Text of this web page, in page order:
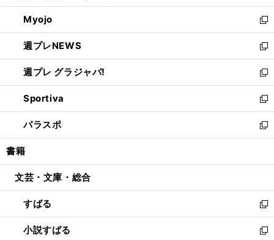
開
く
ウ
で
開
く
ン
ド
ウ
で
開
く
ウ
ィ
ン
ド
ウ
で
開
く
Myojo
新
し
い
ウ
ィ
ン
ド
ウ
で
開
週プレNEWS
新
し
い
ウ
ィ
ン
ド
ウ
開
週プレ グラジャパ!
新
し
い
ウ
ィ
ン
ウ
開
く
Sportiva
新
し
い
ウ
ン
ウ
で
開
く
パラスポ
新
し
ウ
ン
ド
ウ
で
書籍
文芸・文庫・総合
すばる
新
し
い
小説すばる
新